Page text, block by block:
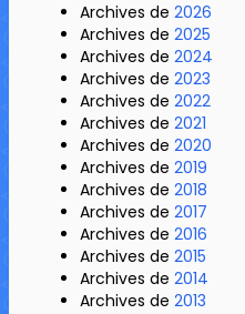
Archives de 2026
Archives de 2025
Archives de 2024
Archives de 2023
Archives de 2022
Archives de 2021
Archives de 2020
Archives de 2019
Archives de 2018
Archives de 2017
Archives de 2016
Archives de 2015
Archives de 2014
Archives de 2013